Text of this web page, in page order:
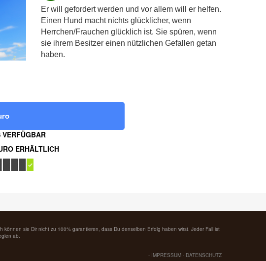
Er will gefordert werden und vor allem will er helfen.
Einen Hund macht nichts glücklicher, wenn
Herrchen/Frauchen glücklich ist. Sie spüren, wenn
sie ihrem Besitzer einen nützlichen Gefallen getan
haben.
VERFÜGBAR
ERHÄLTLICH
sie Dir nicht zu 100% garantieren, dass Du denselben Erfolg haben wirst. Jeder Fall ist
ab.
- IMPRESSUM - DATENSCHUTZ